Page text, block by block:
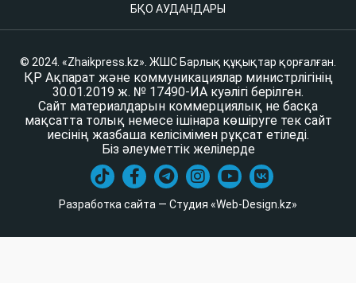
БҚО АУДАНДАРЫ
© 2024. «Zhaikpress.kz». ЖШС Барлық құқықтар қорғалған.
ҚР Ақпарат және коммуникациялар министрлігінің
30.01.2019 ж. № 17490-ИА куәлігі берілген.
Сайт материалдарын коммерциялық не басқа
мақсатта толық немесе ішінара көшіруге тек сайт
иесінің жазбаша келісімімен рұқсат етіледі.
Біз әлеуметтік желілерде
Разработка сайта — Студия «Web-Design.kz»